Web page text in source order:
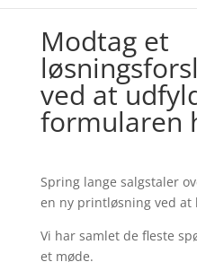
Modtag et
ved at
formularen
Spring lange salgstaler
en ny printløsning ved at
Vi har samlet de fleste
et møde.